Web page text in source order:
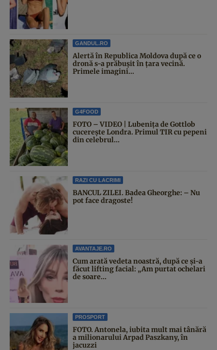
GANDUL.RO
Alertă în Republica Moldova după ce o
dronă s-a prăbușit în țara vecină.
Primele imagini...
G4FOOD
FOTO – VIDEO | Lubenița de Gottlob
cucerește Londra. Primul TIR cu pepeni
din celebrul...
RAZI CU LACRIMI
BANCUL ZILEI. Badea Gheorghe: – Nu
pot face dragoste!
AVANTAJE.RO
Cum arată vedeta noastră, după ce și-a
făcut lifting facial: „Am purtat ochelari
de soare...
PROSPORT
FOTO. Antonela, iubita mult mai tânără
a milionarului Arpad Paszkany, în
jacuzzi